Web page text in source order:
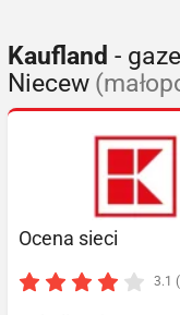
Kaufland -
Niecew
Ocena sieci
3.1